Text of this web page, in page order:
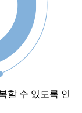
할 수 있도록 인